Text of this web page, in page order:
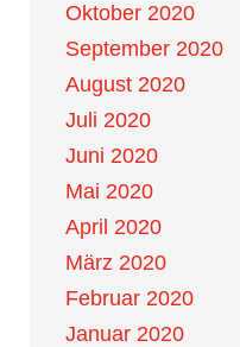
Oktober 2020
September 2020
August 2020
Juli 2020
Juni 2020
Mai 2020
April 2020
März 2020
Februar 2020
Januar 2020